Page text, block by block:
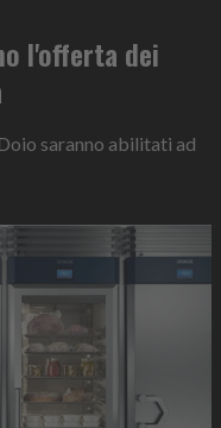
l'offerta dei
saranno abilitati ad